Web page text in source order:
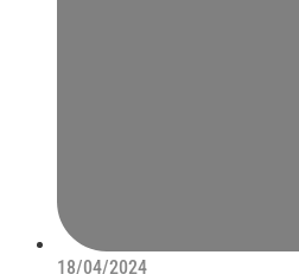
18/04/2024